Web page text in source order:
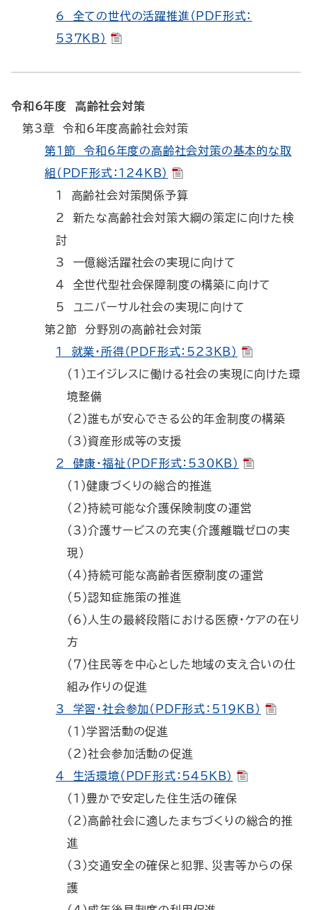
6 全ての世代の活躍推進（PDF形式：
537KB）
令和6年度 高齢社会対策
第3章 令和6年度高齢社会対策
第1節 令和6年度の高齢社会対策の基本的な取
組（PDF形式：124KB）
1 高齢社会対策関係予算
2 新たな高齢社会対策大綱の策定に向けた検
討
3 一億総活躍社会の実現に向けて
4 全世代型社会保障制度の構築に向けて
5 ユニバーサル社会の実現に向けて
第2節 分野別の高齢社会対策
1 就業・所得（PDF形式：523KB）
（1）エイジレスに働ける社会の実現に向けた環
境整備
（2）誰もが安心できる公的年金制度の構築
（3）資産形成等の支援
2 健康・福祉（PDF形式：530KB）
（1）健康づくりの総合的推進
（2）持続可能な介護保険制度の運営
（3）介護サービスの充実（介護離職ゼロの実
現）
（4）持続可能な高齢者医療制度の運営
（5）認知症施策の推進
（6）人生の最終段階における医療・ケアの在り
方
（7）住民等を中心とした地域の支え合いの仕
組み作りの促進
3 学習・社会参加（PDF形式：519KB）
（1）学習活動の促進
（2）社会参加活動の促進
4 生活環境（PDF形式：545KB）
（1）豊かで安定した住生活の確保
（2）高齢社会に適したまちづくりの総合的推
進
（3）交通安全の確保と犯罪、災害等からの保
護